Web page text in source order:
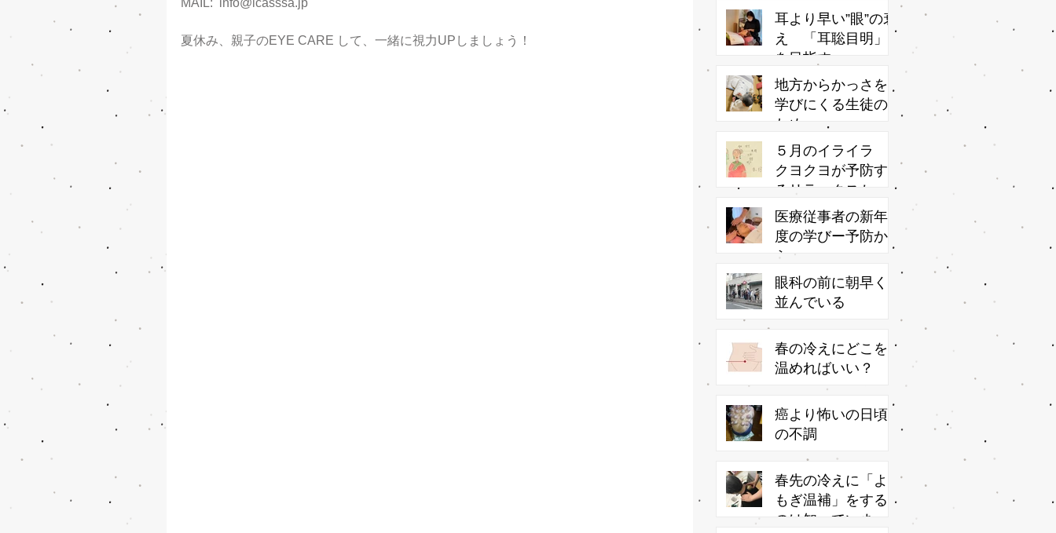
MAIL:  info@icasssa.jp
夏休み、親子のEYE CARE して、一緒に視力UPしましょう！
耳より早い”眼”の衰
え 「耳聡目明」
を目指す
地方からかっさを
学びにくる生徒の
ため
５月のイライラ
クヨクヨが予防す
るリラックスかっ
さ
医療従事者の新年
度の学びー予防か
ら
眼科の前に朝早く
並んでいる
春の冷えにどこを
温めればいい？
癌より怖いの日頃
の不調
春先の冷えに「よ
もぎ温補」をする
のは知っています